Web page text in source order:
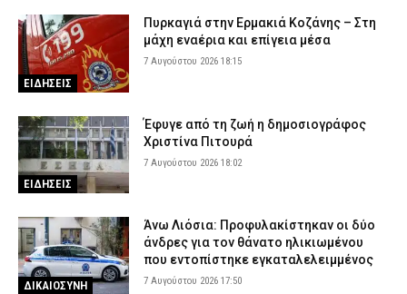
ΕΙΔΗΣΕΙΣ
Πυρκαγιά στην Ερμακιά Κοζάνης – Στη
μάχη εναέρια και επίγεια μέσα
7 Αυγούστου 2026 18:15
ΕΙΔΗΣΕΙΣ
Έφυγε από τη ζωή η δημοσιογράφος
Χριστίνα Πιτουρά
7 Αυγούστου 2026 18:02
ΔΙΚΑΙΟΣΥΝΗ
Άνω Λιόσια: Προφυλακίστηκαν οι δύο
άνδρες για τον θάνατο ηλικιωμένου
που εντοπίστηκε εγκαταλελειμμένος
7 Αυγούστου 2026 17:50